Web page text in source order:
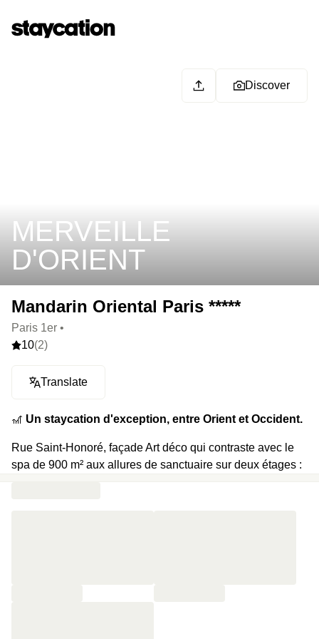
MERVEILLE
D'ORIENT
Discover
Mandarin Oriental Paris *****
Paris 1er •
10(2)
Translate
🎢 Un staycation d'exception, entre Orient et Occident.
Rue Saint-Honoré, façade Art déco qui contraste avec le
spa de 900 m² aux allures de sanctuaire sur deux étages :